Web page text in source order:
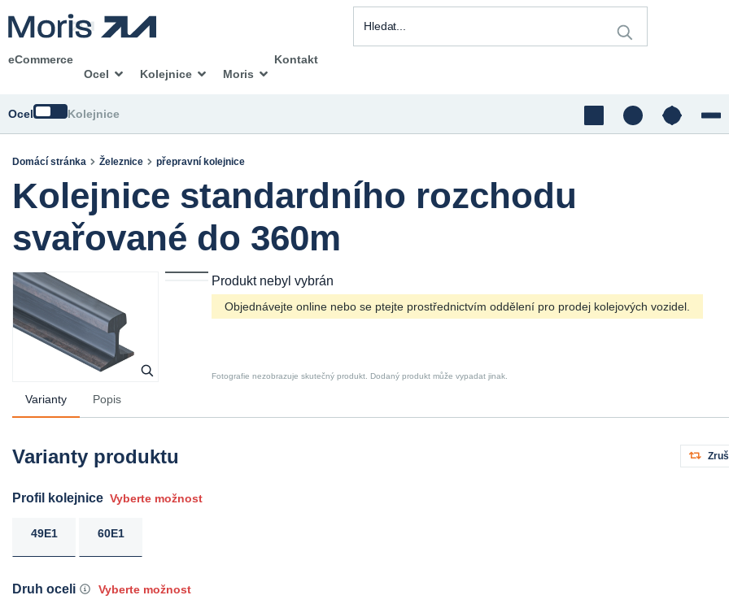
eCommerce
Ocel
Kolejnice Moris
Kontakt
Ocel ZměnitKolejnice
Domácí stránka Železnice přepravní kolejnice
Kolejnice standardního rozchodu
svařované do 360m
Produkt nebyl vybrán
Objednávejte online nebo se ptejte prostřednictvím oddělení pro prodej kolejových vozidel.
Fotografie nezobrazuje skutečný produkt. Dodaný produkt může vypadat jinak.
Varianty Popis
Varianty produktu
Profil kolejnice Vyberte možnost
49E1 60E1
Druh oceli Vyberte možnost